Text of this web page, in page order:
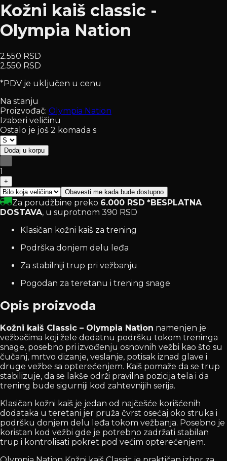
Kožni kaiš classic -
Olympia Nation
2.550 RSD
2.550 RSD
*PDV je uključen u cenu
Na stanju
Proizvođač: Olympia Nation
Izaberi veličinu
Ostalo je još 2 komada s
Dodaj u korpu
−
1
+
Obavesti me kada bude dostupno
Za porudžbine preko 6.000 RSD *BESPLATNA
DOSTAVA, u suprotnom 390 RSD
Klasičan kožni kaiš za trening
Podrška donjem delu leđa
Za stabilniji trup pri vežbanju
Pogodan za teretanu i trening snage
Opis proizvoda
Kožni kaiš Classic – Olympia Nation namenjen je
vežbačima koji žele dodatnu podršku tokom treninga
snage, posebno pri izvođenju osnovnih vežbi kao što su
čučanj, mrtvo dizanje, veslanje, potisak iznad glave i
druge vežbe sa opterećenjem. Kaiš pomaže da se trup
stabilizuje, da se lakše održi pravilna pozicija tela i da
trening bude sigurniji kod zahtevnijih serija.
Klasičan kožni kaiš je jedan od najčešće korišćenih
dodataka u teretani jer pruža čvrst osećaj oko struka i
podršku donjem delu leđa tokom vežbanja. Posebno je
koristan kod vežbi gde je potrebno zadržati stabilan
trup i kontrolisati pokret pod većim opterećenjem.